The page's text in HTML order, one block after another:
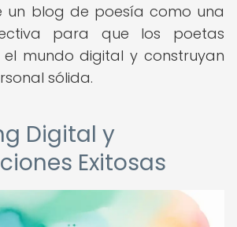
un blog de poesía como una
para que los poetas
mundo digital y construyan
sólida.
Digital y
Exitosas